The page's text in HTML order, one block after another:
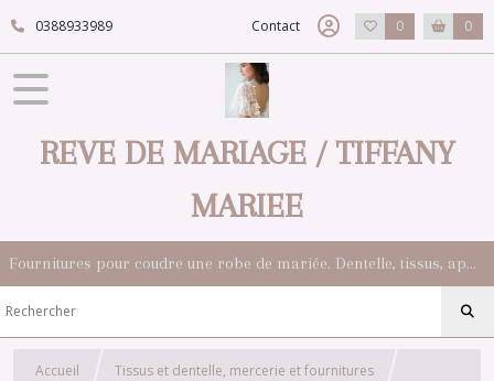
0388933989 Contact 0 0
REVE DE MARIAGE / TIFFANY
MARIEE
Fournitures pour coudre une robe de mariée. Dentelle, tissus, appliqués, galons, boutons. Robes et accessoires pour la mariée.
Accueil Tissus et dentelle, mercerie et fournitures